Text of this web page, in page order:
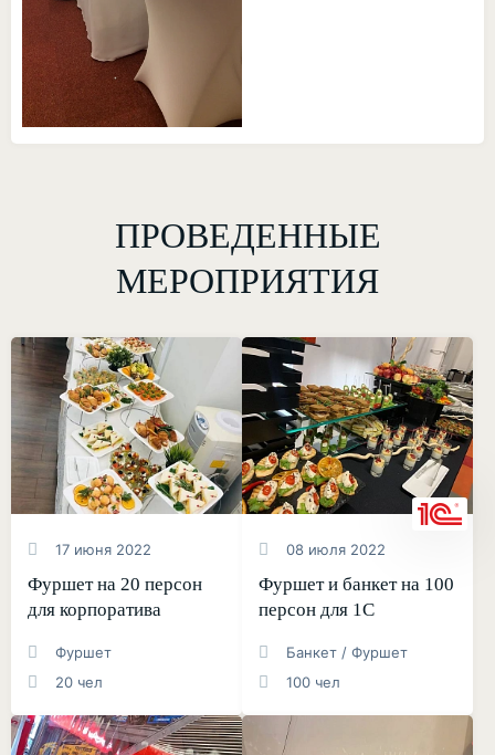
ПРОВЕДЕННЫЕ
МЕРОПРИЯТИЯ
17 июня 2022
Фуршет на 20 персон
для корпоратива
Фуршет
20 чел
08 июля 2022
Фуршет и банкет на 100
персон для 1С
Банкет / Фуршет
100 чел